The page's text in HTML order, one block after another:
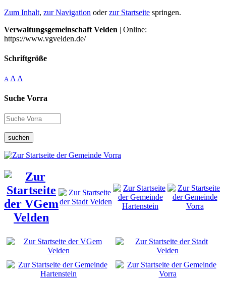
Zum Inhalt, zur Navigation oderzur Startseite springen.
Verwaltungsgemeinschaft Velden | Online:
https://www.vgvelden.de/
Schriftgröße
A A A
Suche Vorra
suchen